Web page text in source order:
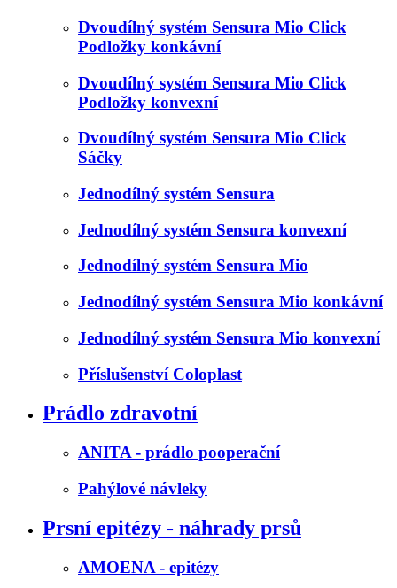
Dvoudílný systém Sensura Mio Click
Podložky konkávní
Dvoudílný systém Sensura Mio Click
Podložky konvexní
Dvoudílný systém Sensura Mio Click
Sáčky
Jednodílný systém Sensura
Jednodílný systém Sensura konvexní
Jednodílný systém Sensura Mio
Jednodílný systém Sensura Mio konkávní
Jednodílný systém Sensura Mio konvexní
Příslušenství Coloplast
Prádlo zdravotní
ANITA - prádlo pooperační
Pahýlové návleky
Prsní epitézy - náhrady prsů
AMOENA - epitézy